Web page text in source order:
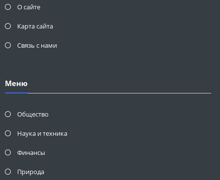
О сайте
Карта сайта
Связь с нами
Меню
Общество
Наука и техника
Финансы
Природа